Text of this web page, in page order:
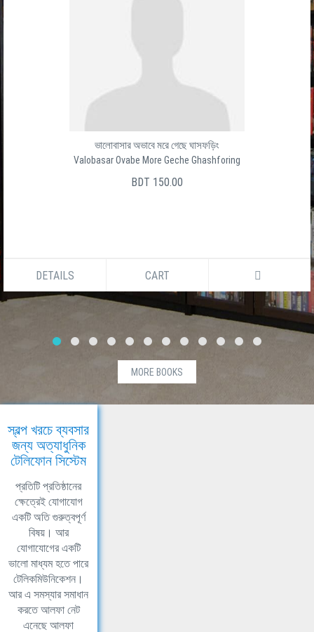
ভালোবাসার অভাবে মরে গেছে ঘাসফড়িং
Valobasar Ovabe More Geche Ghashforing
BDT 150.00
DETAILS CART
MORE BOOKS
স্বল্প খরচে ব্যবসার
জন্য অত্যাধুনিক
টেলিফোন সিস্টেম
প্রতিটি প্রতিষ্ঠানের
ক্ষেত্রেই যোগাযোগ
একটি অতি গুরুত্বপূর্ণ
বিষয়। আর
যোগাযোগের একটি
ভালো মাধ্যম হতে পারে
টেলিকমিউনিকেশন।
আর এ সমস্যার সমাধান
করতে আলফা নেট
এনেছে আলফা